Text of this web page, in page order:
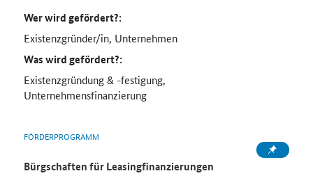
Wer wird gefördert?:
Existenzgründer/in, Unternehmen
Was wird gefördert?:
Existenzgründung & -festigung,
Unternehmensfinanzierung
FÖRDERPROGRAMM
Bürgschaften für Leasingfinanzierungen